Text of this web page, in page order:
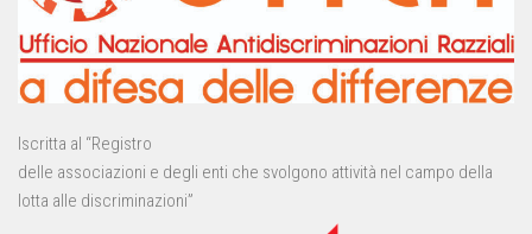
Iscritta al “Registro
delle associazioni e degli enti che svolgono attività nel campo della
lotta alle discriminazioni”